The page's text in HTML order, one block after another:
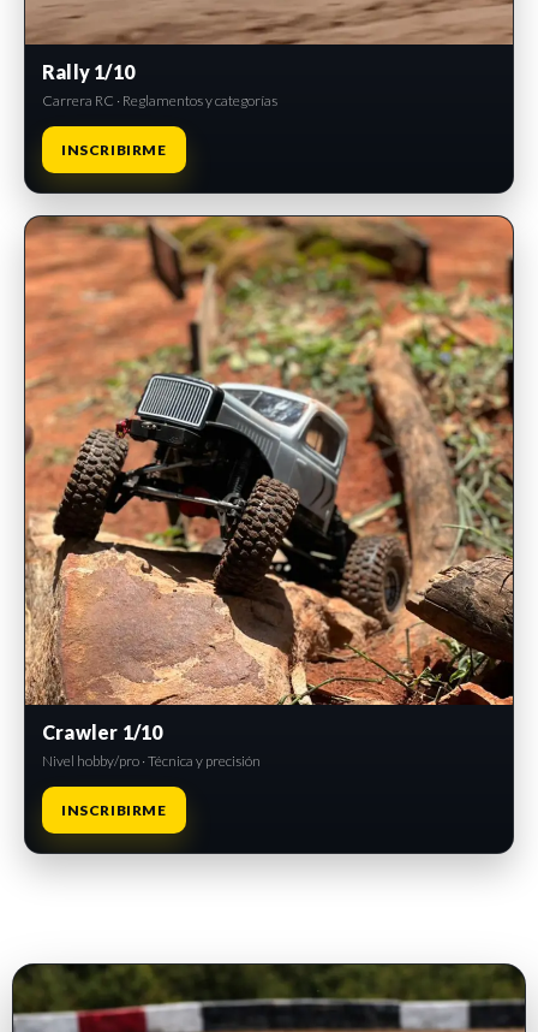
Rally 1/10
Carrera RC · Reglamentos y categorías
INSCRIBIRME
INSCRIPCIONES ABIERTAS
Crawler 1/10
Nivel hobby/pro · Técnica y precisión
INSCRIBIRME